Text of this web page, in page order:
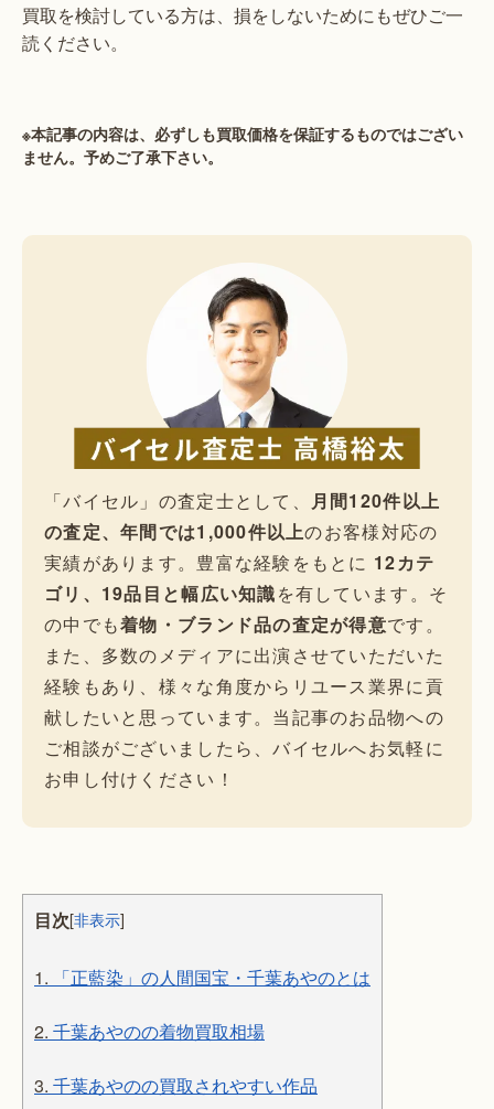
買取を検討している方は、損をしないためにもぜひご一
読ください。
※本記事の内容は、必ずしも買取価格を保証するものではござい
ません。予めご了承下さい。
「バイセル」の査定士として、 月間120件以上
の査定、年間では1,000件以上のお客様対応の
実績があります。豊富な経験をもとに 12カテ
ゴリ、19品目と幅広い知識を有しています。そ
の中でも着物・ブランド品の査定が得意です。
また、多数のメディアに出演させていただいた
経験もあり、様々な角度からリユース業界に貢
献したいと思っています。当記事のお品物への
ご相談がございましたら、バイセルへお気軽に
お申し付けください！
目次[非表示]
1. 「正藍染」の人間国宝・千葉あやのとは
2. 千葉あやのの着物買取相場
3. 千葉あやのの買取されやすい作品